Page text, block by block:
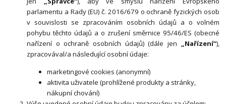
parlamentu a Rady (EU) č. 2016/679 o ochraně fyzických osob
v souvislosti se zpracováním osobních údajů a o volném
pohybu těchto údajů a o zrušení směrnice 95/46/ES (obecné
nařízení o ochraně osobních údajů) (dále jen „Nařízení“),
zpracovával/a následující osobní údaje:
marketingové cookies (anonymní)
aktivita uživatele (prohlížené produkty a stránky,
nákupní chování)